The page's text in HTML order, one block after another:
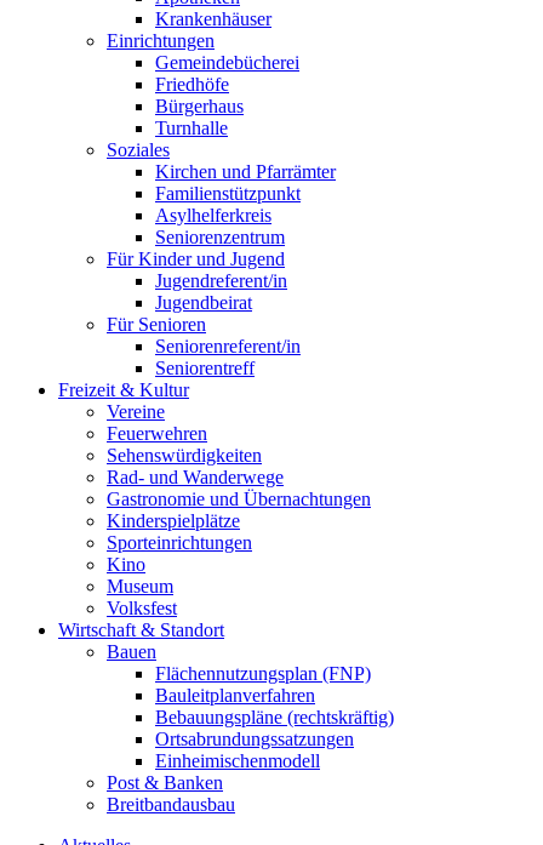
Krankenhäuser
Einrichtungen
Gemeindebücherei
Friedhöfe
Bürgerhaus
Turnhalle
Soziales
Kirchen und Pfarrämter
Familienstützpunkt
Asylhelferkreis
Seniorenzentrum
Für Kinder und Jugend
Jugendreferent/in
Jugendbeirat
Für Senioren
Seniorenreferent/in
Seniorentreff
Freizeit & Kultur
Vereine
Feuerwehren
Sehenswürdigkeiten
Rad- und Wanderwege
Gastronomie und Übernachtungen
Kinderspielplätze
Sporteinrichtungen
Kino
Museum
Volksfest
Wirtschaft & Standort
Bauen
Flächennutzungsplan (FNP)
Bauleitplanverfahren
Bebauungspläne (rechtskräftig)
Ortsabrundungssatzungen
Einheimischenmodell
Post & Banken
Breitbandausbau